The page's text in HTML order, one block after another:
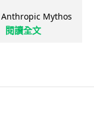
Anthropic Mythos
閱讀全文